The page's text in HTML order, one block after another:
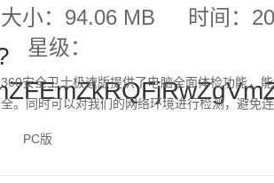
大小：94.06 MB
时间：
星级：
360安全卫士极速版提供了电脑全面体检功能，
全。同时可以对我们的网络环境进行检测，避免
PC版